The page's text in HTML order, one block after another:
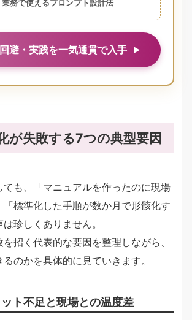
業務で使えるプロンプト設計法
避・実践を一気通貫で入手
が失敗する7つの典型要因
ても、「マニュアルを作ったのに現場
「標準化した手順が数か月で形骸化す
珍しくありません。
招く代表的な要因を整理しながら、
のかを具体的に見ていきます。
ト不足と現場との温度差